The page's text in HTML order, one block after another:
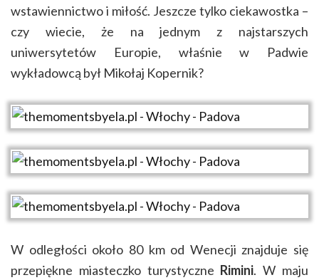
wstawiennictwo i miłość. Jeszcze tylko ciekawostka –
czy wiecie, że na jednym z najstarszych
uniwersytetów Europie, właśnie w Padwie
wykładowcą był Mikołaj Kopernik?
W odległości około 80 km od Wenecji znajduje się
przepiękne miasteczko turystyczne Rimini. W maju